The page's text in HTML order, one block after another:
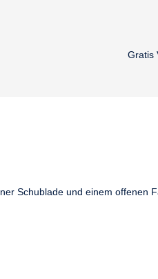
Gratis
Schublade und einem offenen